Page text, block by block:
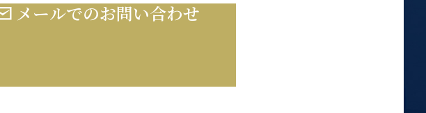
メールでのお問い合わせ